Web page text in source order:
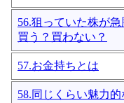
56.狙っていた株が
買う？買わない？
57.お金持ちとは
58.同じくらい魅力